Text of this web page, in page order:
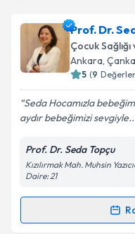
Uzm. Dr. Serdar
oluşturun. Size bu
takvim
Kişisel
Metni'ni
Prof. Dr.
Çocuk
Ankara,
5 (9
Seda Hocamızla
aydır bebeğimizi
Prof. Dr. Seda Topçu
Kızılırmak Mah. Muhsin
Daire: 21
Randevu